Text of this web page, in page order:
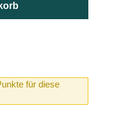
für diese